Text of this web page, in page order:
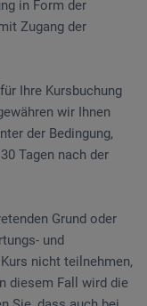
in Form der
Zugang der
Ihre Kursbuchung
wir Ihnen
der Bedingung,
Tagen nach der
Grund oder
und
nicht teilnehmen,
diesem Fall wird die